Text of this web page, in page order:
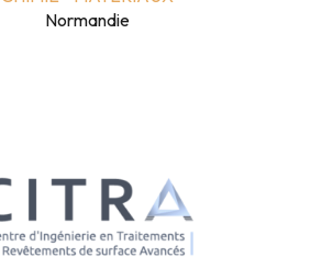
Normandie